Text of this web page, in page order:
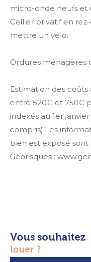
micro-onde neufs et
Cellier privatif en
mettre un vélo.
Ordures ménagères
Estimation des
entre 520€ et 750€
indexés au 1er
compris).Les
bien est exposé sont
Géorisques :
vous souhaitez
louer ?